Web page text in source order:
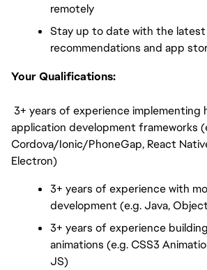
remotely
Stay up to date with the
recommendations and app
Your Qualifications:
3+ years of experience implementing
application development frameworks
Cordova/Ionic/PhoneGap, React
Electron)
3+ years of experience with
development (e.g. Java,
3+ years of experience
animations (e.g. CSS3
JS)